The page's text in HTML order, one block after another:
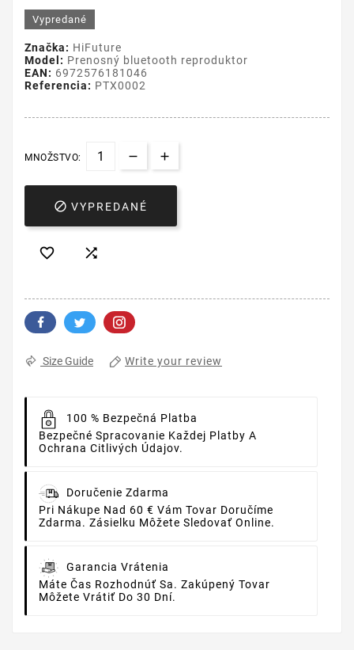
Vypredané
Značka: HiFuture
Model: Prenosný bluetooth reproduktor
EAN: 6972576181046
Referencia: PTX0002
MNOŽSTVO:
 VYPREDANÉ
 
Size Guide Write your review
100 % Bezpečná Platba
Bezpečné Spracovanie Každej Platby A
Ochrana Citlivých Údajov.
Doručenie Zdarma
Pri Nákupe Nad 60 € Vám Tovar Doručíme
Zdarma. Zásielku Môžete Sledovať Online.
Garancia Vrátenia
Máte Čas Rozhodnúť Sa. Zakúpený Tovar
Môžete Vrátiť Do 30 Dní.